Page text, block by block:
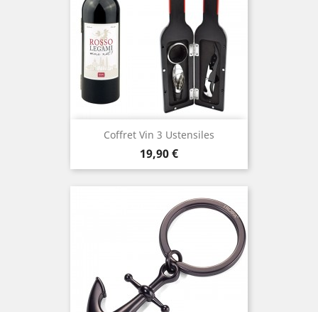
Coffret Vin 3 Ustensiles
Prix
19,90 €